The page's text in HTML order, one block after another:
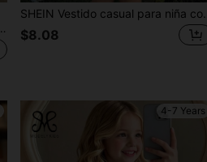
bearleader Vestido de princesa de verano para niñas de 2 a 7 años, con lazo desmontable, vestido de fiesta de boda sin mangas de tul, conjunto dulce para adolescentes
SHEIN Vestido casual para niña
$8.08
4-7 Years